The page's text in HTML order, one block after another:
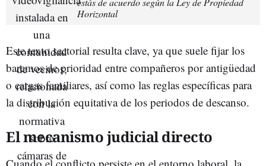
Horizontal
Este texto sectorial resulta clave, ya que suele fijar los
baremos de prioridad entre compañeros por antigüedad
o cargas familiares, así como las reglas específicas para
la distribución equitativa de los periodos de descanso.
El mecanismo judicial directo